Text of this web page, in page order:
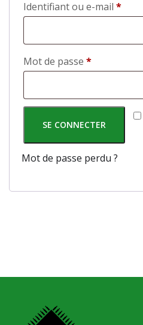
Identifiant ou e-mail *
Mot de passe *
SE CONNECTER
Mot de passe perdu ?